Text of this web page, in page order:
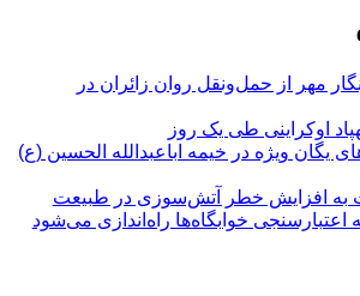
مهر از حمل‌ونقل روان زائران در
یگان ویژه در خیمه اباعبدالله الحسین (ع)
به افزایش خطر آتش‌سوزی در طبیعت
اعتبارسنجی خوابگاه‌ها راه‌اندازی می‌شود